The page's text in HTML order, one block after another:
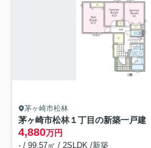
茅ヶ崎市松林
茅ヶ崎市松林１丁目の新築一戸建
4,880万円
- / 99.57㎡ / 2SLDK /新築